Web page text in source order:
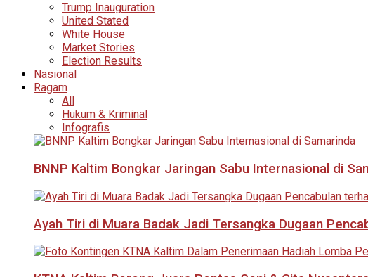
Trump Inauguration
United Stated
White House
Market Stories
Election Results
Nasional
Ragam
All
Hukum & Kriminal
Infografis
BNNP Kaltim Bongkar Jaringan Sabu Internasional di
Ayah Tiri di Muara Badak Jadi Tersangka Dugaan